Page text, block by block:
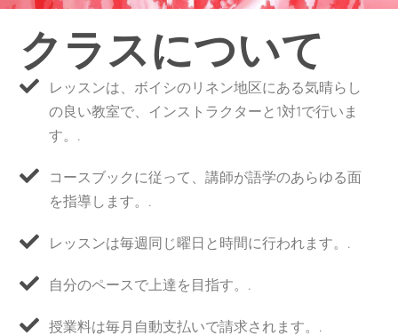
クラスについて
レッスンは、ボイシのリネン地区にある気晴らし
の良い教室で、インストラクターと1対1で行いま
す。.
コースブックに従って、講師が語学のあらゆる面
を指導します。.
レッスンは毎週同じ曜日と時間に行われます。.
自分のペースで上達を目指す。.
授業料は毎月自動支払いで請求されます。.